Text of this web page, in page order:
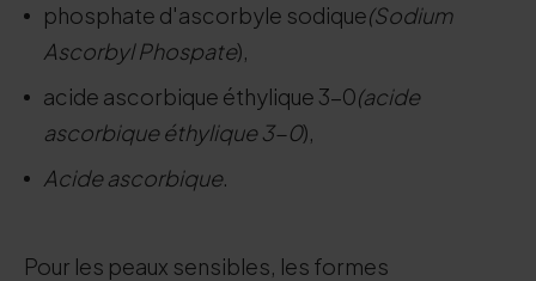
phosphate d'ascorbyle sodique(Sodium
Ascorbyl Phospate),
acide ascorbique éthylique 3-0(acide
ascorbique éthylique 3-0),
Acide ascorbique.
Pour les peaux sensibles, les formes